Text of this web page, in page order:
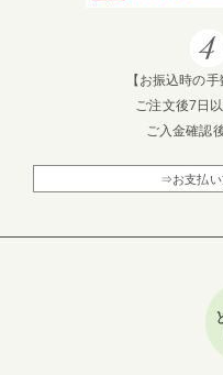
【お振込時の
ご注文後7日
ご入金確認
⇒お支払い